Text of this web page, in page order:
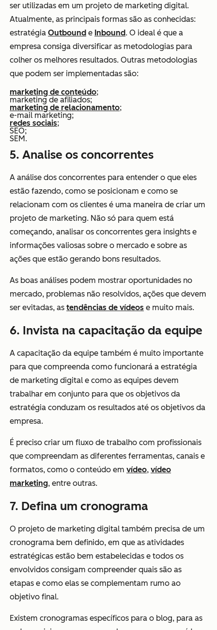
ser utilizadas em um projeto de marketing digital.
Atualmente, as principais formas são as conhecidas:
estratégia Outbound e Inbound. O ideal é que a
empresa consiga diversificar as metodologias para
colher os melhores resultados. Outras metodologias
que podem ser implementadas são:
marketing de conteúdo;
marketing de afiliados;
marketing de relacionamento;
e-mail marketing;
redes sociais;
SEO;
SEM.
5. Analise os concorrentes
A análise dos concorrentes para entender o que eles
estão fazendo, como se posicionam e como se
relacionam com os clientes é uma maneira de criar um
projeto de marketing. Não só para quem está
começando, analisar os concorrentes gera insights e
informações valiosas sobre o mercado e sobre as
ações que estão gerando bons resultados.
As boas análises podem mostrar oportunidades no
mercado, problemas não resolvidos, ações que devem
ser evitadas, as tendências de vídeos e muito mais.
6. Invista na capacitação da equipe
A capacitação da equipe também é muito importante
para que compreenda como funcionará a estratégia
de marketing digital e como as equipes devem
trabalhar em conjunto para que os objetivos da
estratégia conduzam os resultados até os objetivos da
empresa.
É preciso criar um fluxo de trabalho com profissionais
que compreendam as diferentes ferramentas, canais e
formatos, como o conteúdo em vídeo, vídeo
marketing, entre outras.
7. Defina um cronograma
O projeto de marketing digital também precisa de um
cronograma bem definido, em que as atividades
estratégicas estão bem estabelecidas e todos os
envolvidos consigam compreender quais são as
etapas e como elas se complementam rumo ao
objetivo final.
Existem cronogramas específicos para o blog, para as